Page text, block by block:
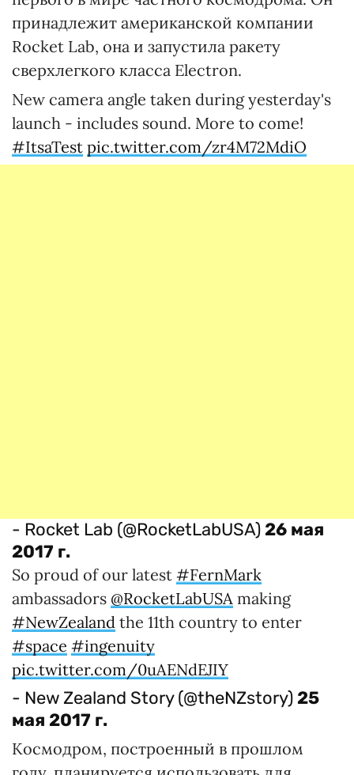
принадлежит американской компании
Rocket Lab, она и запустила ракету
сверхлегкого класса Electron.
New camera angle taken during yesterday's
launch - includes sound. More to come!
#ItsaTest pic.twitter.com/zr4M72MdiO
- Rocket Lab (@RocketLabUSA) 26 мая
2017 г.
So proud of our latest #FernMark
ambassadors @RocketLabUSA making
#NewZealand the 11th country to enter
#space #ingenuity
pic.twitter.com/0uAENdEJIY
- New Zealand Story (@theNZstory) 25
мая 2017 г.
Космодром, построенный в прошлом